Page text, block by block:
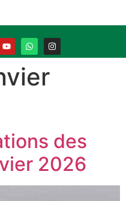
des
2026